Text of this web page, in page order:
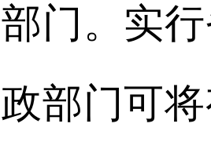
门。实
部门可